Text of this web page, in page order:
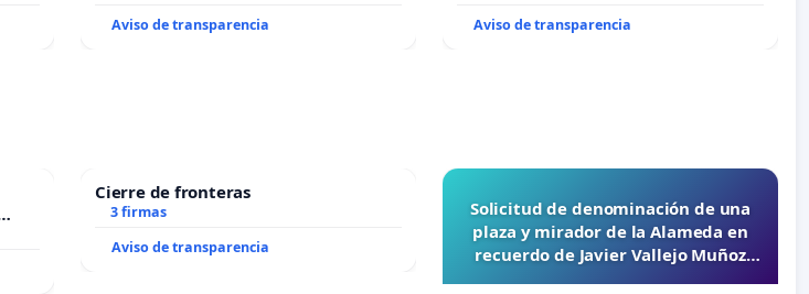
Aviso de transparencia
Aviso de transparencia
Cierre de fronteras
3 firmas
Aviso de transparencia
Solicitud de denominación de una
plaza y mirador de la Alameda en
recuerdo de Javier Vallejo Muñoz